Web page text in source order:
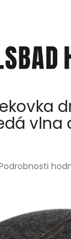
vlna